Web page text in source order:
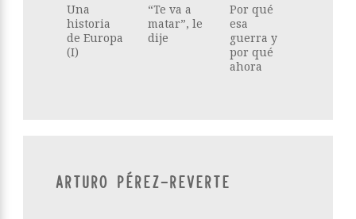
Una
historia
de Europa
(I)
“Te va a
matar”, le
dije
Por qué
esa
guerra y
por qué
ahora
ARTURO PÉREZ-REVERTE